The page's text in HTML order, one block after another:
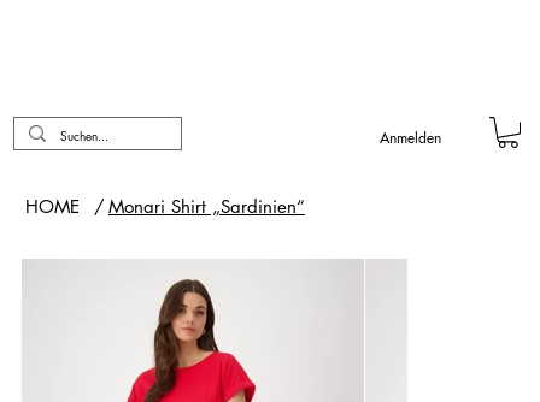
Anmelden
HOME / Monari Shirt „Sardinien“